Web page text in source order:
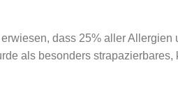
dass 25% aller Allergien
als besonders strapazierbares,